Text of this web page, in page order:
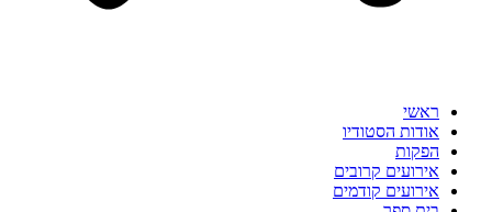
ראשי
אודות הסטודיו
הפקות
אירועים קרובים
אירועים קודמים